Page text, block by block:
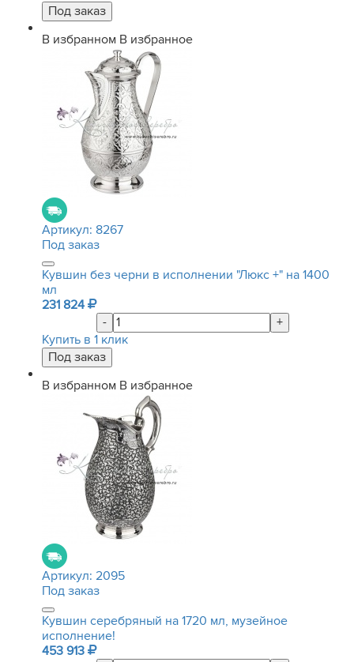
В избранном В избранное
Артикул: 8267
Под заказ
Кувшин без черни в исполнении "Люкс +" на 1400
мл
231 824
-
+
Купить в 1 клик
В избранном В избранное
Артикул: 2095
Под заказ
Кувшин серебряный на 1720 мл, музейное
исполнение!
453 913